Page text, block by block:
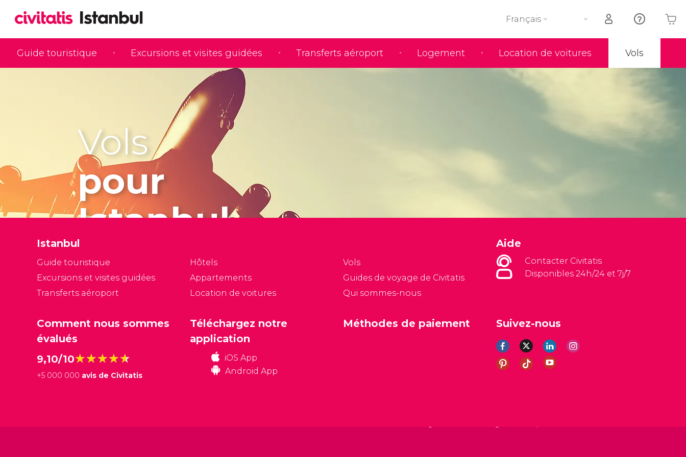
Guide touristique Excursions et visites guidées Transferts aéroport Logement Location de voitures Vols
Français
Votre panier est vide
Vols
pour
Istanbul
Istanbul
Guide touristique
Excursions et visites guidées
Transferts aéroport
Hôtels
Appartements
Location de voitures
Vols
Guides de voyage de Civitatis
Qui sommes-nous
Aide
Contacter Civitatis
Disponibles 24h/24 et 7j/7
Comment nous sommes
évalués
9,10/10★★★★★
★★★★★
+5 000 000 avis de Civitatis
Suivez-nous
Téléchargez notre
application
iOS App
Android App
Méthodes de paiement